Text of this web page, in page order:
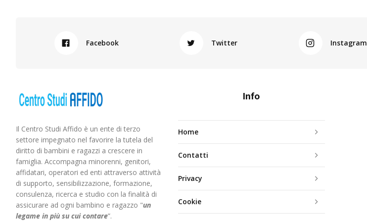
Facebook Twitter Instagram
Il Centro Studi Affido è un ente di terzo
settore impegnato nel favorire la tutela del
diritto di bambini e ragazzi a crescere in
famiglia. Accompagna minorenni, genitori,
affidatari, operatori ed enti attraverso attività
di supporto, sensibilizzazione, formazione,
consulenza, ricerca e studio con la finalità di
assicurare ad ogni bambino e ragazzo "un
legame in più su cui contare”.
Info
Home
Contatti
Privacy
Cookie